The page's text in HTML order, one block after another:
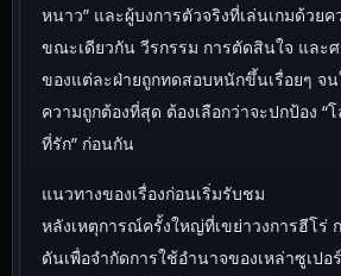
หนาว” และผู้บงการตัวจริงที่เล่นเกมด้วย
ขณะเดียวกัน วีรกรรม การตัดสินใจ และ
ของแต่ละฝ่ายถูกทดสอบหนักขึ้นเรื่อยๆ จ
ความถูกต้องที่สุด ต้องเลือกว่าจะปกป้อง “
ที่รัก” ก่อนกัน
แนวทางของเรื่องก่อนเริ่มรับชม
หลังเหตุการณ์ครั้งใหญ่ที่เขย่าวงการฮีโร่
ดันเพื่อจำกัดการใช้อำนาจของเหล่าซูเป